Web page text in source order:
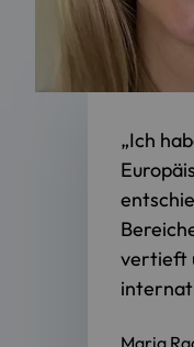
„Ich
vertieft
Maria